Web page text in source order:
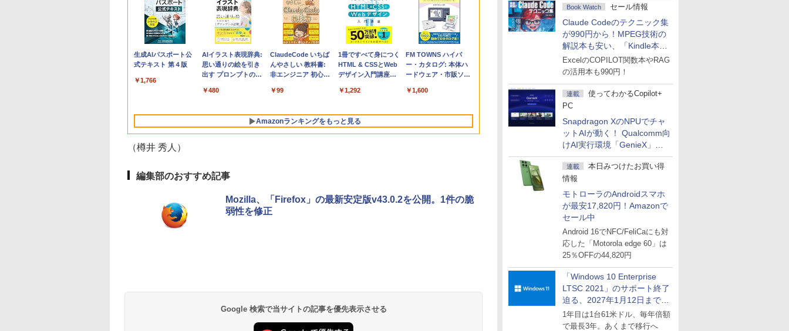
Book Watch セール情報
Claude Codeのテクニック集
が990円から！MPEG技術の
解説本も安い、「Kindle本サ
マーセール」第2弾開始！
ExcelのCOPILOT関数本やRAG
の活用本も990円！
連載
使ってわかるCopilot+
PC
Snapdragon XのNPUでチャ
ットAIが動く！ Qualcomm向
けAI実行環境「GenieX」を
試してみた
連載
本日みつけたお買い得
情報
モトローラのAndroidスマホ
が最安17,820円！Amazonで
セール中
Android 16でNFC/FeliCaにも対
応した「Motorola edge 60」は
25％OFFの44,820円
「Windows 10 Enterprise
LTSC 2021」のサポート終了
迫る、2027年1月12日まで
～ESUは9月1日から販売
1年目は1台61米ドル、毎年倍額
で最長3年。あくまで移行へ
Apple 2026
MacBook Neo A18
ンチノートブック：
設計、Liquid Retina
ユニファイドメモ
リ、512GB SSDスト
レージ、1080p
ラ、Touch ID - シル
tomtoc 360°保護
15.6 16インチ パソコ
ンケース Dell NEC
dynabook Lenovo
￥2,952
Apple 2026
MacBook Air M5チ
ップ搭載13インチノ
Apple Intelligence、
Retinaディスプレ
イ、16GBユニファイ
ドメモリ、1TB SSD
￥278,800
【Amazon.co.jp限
定】 HP ノートパソ
コン 15-fd 15.6イン
512GB SSD インテ
￥129,800
FMV ノートパソコン
WE1-K3 (MS 365
Personal/Copilotキー
型/Core i5/16GB/SSD
FMVWK3E15W_AZ
￥139,880
Robloxギフトカード
- 800 Robux 【限定
を含む】 【オンライ
インコード版
Robloxギフトカード
- 1000 Robux 【限定
バーチャルアイテム
ンゲームコード】 ロ
ンコード版
￥1,600
Microsoft Office
Home & Business
2024(最新 永続版)|オ
版|Windows11、
￥39,582
Robloxギフトカード
- 2,000 Robux 【限
定バーチャルアイテ
インゲームコード】
ラインコード版
￥3,200
Windows版 |
Minecraft (マインクラ
フト): Java & Bedrock
ード版
￥3,600
生成AIパスポート公
式テキスト 第４版
￥1,766
AIイラスト表現辞典:
思い通りの絵を引き
出す プロンプトの言
ズ (はぴーイラスト
￥480
ClaudeCode いちば
んやさしい 教科書:
非エンジニア 初心者
マニュアル AI副業に
もKindle出版にも！
非エンジニアのため
のAIコーディング入
￥99
1冊ですべて身につく
HTML & CSSとWeb
デザイン入門講座
￥1,292
FM TOWNS ハイパ
ー・カタログ: 本体ハ
ードウェア・市販ソフ
トリストと最新エミュ
￥1,600
Amazonランキングをもっと見る
テリー、広告なし、
チディスプレイ電子
チャ、16GB、広告な
調節ライト、12週間
告なし、メタリック
ブラック
ト、最大8週間持続バ
し、ブラック (2025
年発売)
明るさ自動調整、色調
（樽井 秀人）
編集部のおすすめ記事
Mozilla、「Firefox」の最新安定版v43.0.2を公開。1件の脆
弱性を修正
Google 検索で当サイトの記事を優先表示させる